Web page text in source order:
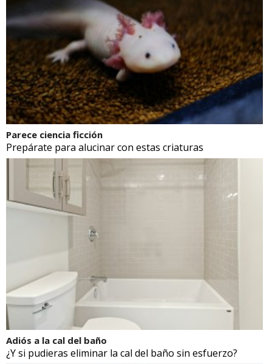
Parece ciencia ficción
Prepárate para alucinar con estas criaturas
Adiós a la cal del baño
¿Y si pudieras eliminar la cal del baño sin esfuerzo?